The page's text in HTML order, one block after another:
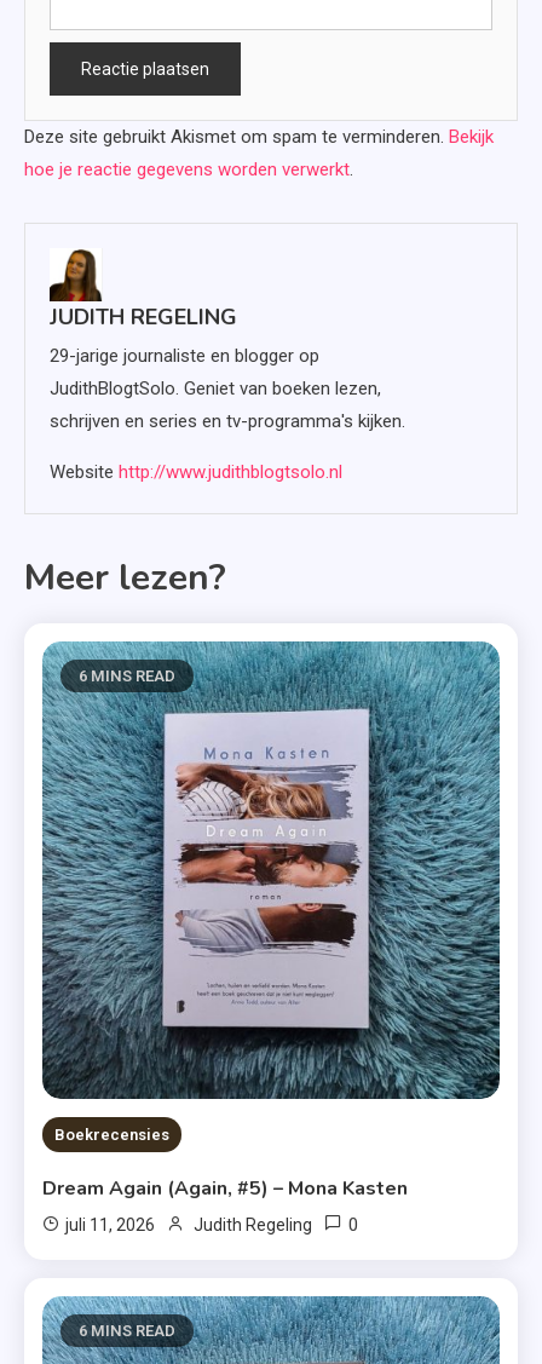
Deze site gebruikt Akismet om spam te verminderen. Bekijk
hoe je reactie gegevens worden verwerkt.
JUDITH REGELING
29-jarige journaliste en blogger op
JudithBlogtSolo. Geniet van boeken lezen,
schrijven en series en tv-programma's kijken.
Website http://www.judithblogtsolo.nl
Meer lezen?
6 MINS READ
Boekrecensies
Dream Again (Again, #5) – Mona Kasten
juli 11, 2026 Judith Regeling 0
6 MINS READ